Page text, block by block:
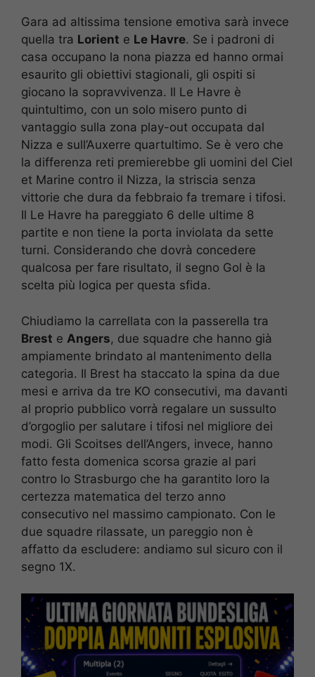
Gara ad altissima tensione emotiva sarà invece
quella tra Lorient e Le Havre. Se i padroni di
casa occupano la nona piazza ed hanno ormai
esaurito gli obiettivi stagionali, gli ospiti si
giocano la sopravvivenza. Il Le Havre è
quintultimo, con un solo misero punto di
vantaggio sulla zona play-out occupata dal
Nizza e sull’Auxerre quartultimo. Se è vero che
la differenza reti premierebbe gli uomini del Ciel
et Marine contro il Nizza, la striscia senza
vittorie che dura da febbraio fa tremare i tifosi.
Il Le Havre ha pareggiato 6 delle ultime 8
partite e non tiene la porta inviolata da sette
turni. Considerando che dovrà concedere
qualcosa per fare risultato, il segno Gol è la
scelta più logica per questa sfida.
Chiudiamo la carrellata con la passerella tra
Brest e Angers, due squadre che hanno già
ampiamente brindato al mantenimento della
categoria. Il Brest ha staccato la spina da due
mesi e arriva da tre KO consecutivi, ma davanti
al proprio pubblico vorrà regalare un sussulto
d’orgoglio per salutare i tifosi nel migliore dei
modi. Gli Scoitses dell’Angers, invece, hanno
fatto festa domenica scorsa grazie al pari
contro lo Strasburgo che ha garantito loro la
certezza matematica del terzo anno
consecutivo nel massimo campionato. Con le
due squadre rilassate, un pareggio non è
affatto da escludere: andiamo sul sicuro con il
segno 1X.